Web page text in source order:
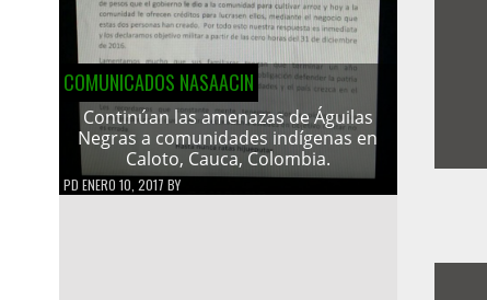
COMUNICADOS NASAACIN
Continúan las amenazas de Águilas
Negras a comunidades indígenas en
Caloto, Cauca, Colombia.
PD ENERO 10, 2017 BY